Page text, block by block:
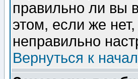
правильно ли вы
этом, если же
неправильно
Вернуться к